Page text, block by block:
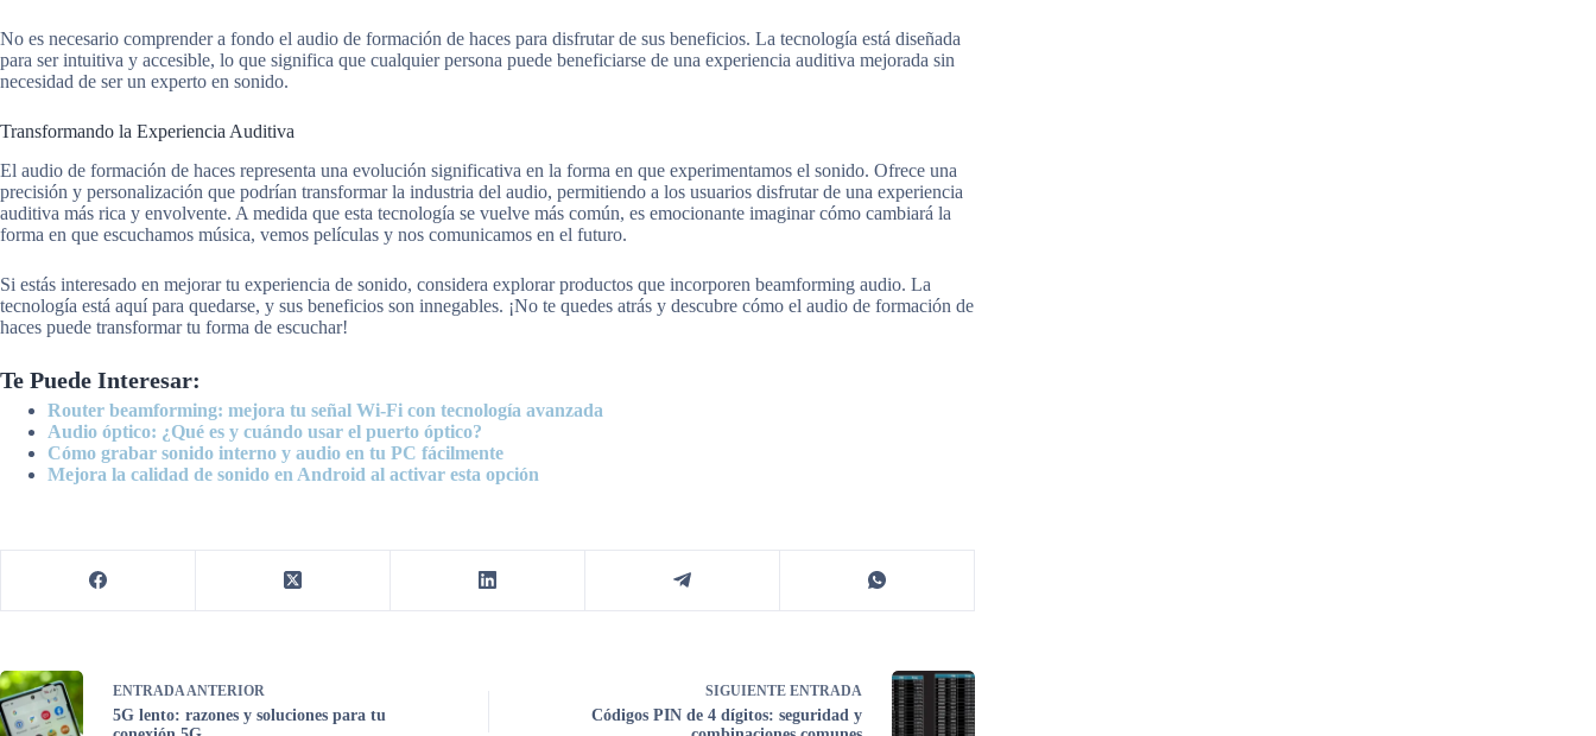
No es necesario comprender a fondo el audio de formación de haces para disfrutar de sus beneficios. La tecnología está diseñada
para ser intuitiva y accesible, lo que significa que cualquier persona puede beneficiarse de una experiencia auditiva mejorada sin
necesidad de ser un experto en sonido.
Transformando la Experiencia Auditiva
El audio de formación de haces representa una evolución significativa en la forma en que experimentamos el sonido. Ofrece una
precisión y personalización que podrían transformar la industria del audio, permitiendo a los usuarios disfrutar de una experiencia
auditiva más rica y envolvente. A medida que esta tecnología se vuelve más común, es emocionante imaginar cómo cambiará la
forma en que escuchamos música, vemos películas y nos comunicamos en el futuro.
Si estás interesado en mejorar tu experiencia de sonido, considera explorar productos que incorporen beamforming audio. La
tecnología está aquí para quedarse, y sus beneficios son innegables. ¡No te quedes atrás y descubre cómo el audio de formación de
haces puede transformar tu forma de escuchar!
Te Puede Interesar:
Router beamforming: mejora tu señal Wi-Fi con tecnología avanzada
Audio óptico: ¿Qué es y cuándo usar el puerto óptico?
Cómo grabar sonido interno y audio en tu PC fácilmente
Mejora la calidad de sonido en Android al activar esta opción
ENTRADAANTERIOR
5G lento: razones y soluciones para tu
SIGUIENTEENTRADA
Códigos PIN de 4 dígitos: seguridad y